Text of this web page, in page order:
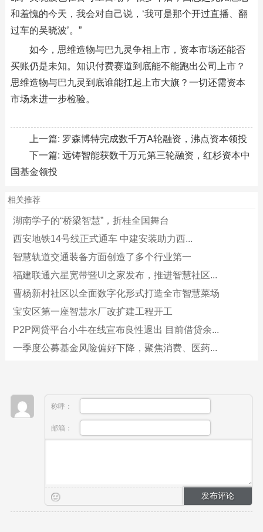
和羞愧的今天，我会对自己说，‘我可是那个开过直播、翻
过车的吴晓波’。”
如今，思维造物与巴九灵争相上市，资本市场还能否
买账仍是未知。知识付费赛道到底能不能跑出公司上市？
思维造物与巴九灵到底谁能扛起上市大旗？一切还需资本
市场来进一步检验。
上一篇: 罗森博特完成数千万A轮融资，沸点资本领投
下一篇: 远铸智能获数千万元第三轮融资，红杉资本中
国基金领投
相关推荐
湖南学子的“桥梁智慧”，折桂全国舞台
西安地铁14号线正式通车 中建安装助力西...
智慧轨道交通装备方面创造了多个行业第一
福建联通六星宽带暨UI之家发布，推进智慧社区...
曹杨新村社区以全面数字化形式打造全市智慧菜场
宝安区第一座智慧水厂改扩建工程开工
P2P网贷平台小牛在线宣布良性退出 目前借贷余...
一季度公募基金风险偏好下降，聚焦消费、医药...
称呼：
邮箱：